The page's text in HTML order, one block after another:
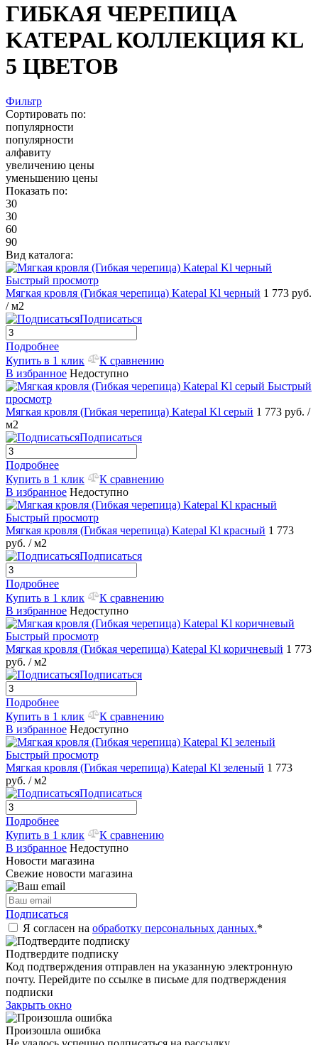
ГИБКАЯ ЧЕРЕПИЦА
KATEPAL КОЛЛЕКЦИЯ KL
5 ЦВЕТОВ
Фильтр
Сортировать по:
популярности
популярности
алфавиту
увеличению цены
уменьшению цены
Показать по:
30
30
60
90
Вид каталога:
Быстрый просмотр
Мягкая кровля (Гибкая черепица) Katepal Kl черный 1 773 руб.
/ м2
Подписаться
Подробнее
Купить в 1 клик
К сравнению
В избранное Недоступно
Быстрый
просмотр
Мягкая кровля (Гибкая черепица) Katepal Kl серый 1 773 руб. /
м2
Подписаться
Подробнее
Купить в 1 клик
К сравнению
В избранное Недоступно
Быстрый просмотр
Мягкая кровля (Гибкая черепица) Katepal Kl красный 1 773
руб. / м2
Подписаться
Подробнее
Купить в 1 клик
К сравнению
В избранное Недоступно
Быстрый просмотр
Мягкая кровля (Гибкая черепица) Katepal Kl коричневый 1 773
руб. / м2
Подписаться
Подробнее
Купить в 1 клик
К сравнению
В избранное Недоступно
Быстрый просмотр
Мягкая кровля (Гибкая черепица) Katepal Kl зеленый 1 773
руб. / м2
Подписаться
Подробнее
Купить в 1 клик
К сравнению
В избранное Недоступно
Новости магазина
Свежие новости магазина
Подписаться
Я согласен на обработку персональных данных.*
Подтвердите подписку
Код подтверждения отправлен на указанную электронную
почту. Перейдите по ссылке в письме для подтверждения
подписки
Закрыть окно
Произошла ошибка